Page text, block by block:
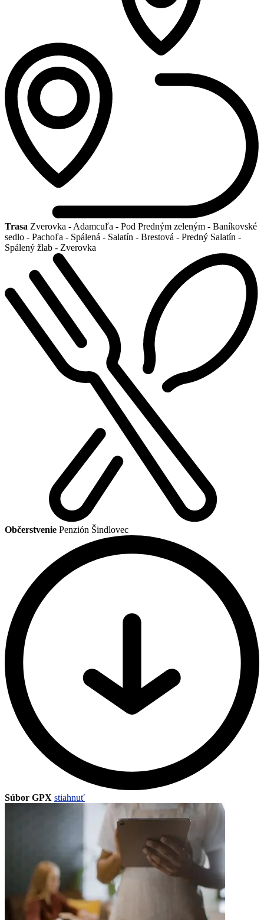
Trasa Zverovka - Adamcuľa - Pod Predným zeleným - Baníkovské
sedlo - Pachoľa - Spálená - Salatín - Brestová - Predný Salatín -
Spálený žlab - Zverovka
Občerstvenie Penzión Šindlovec
Súbor GPX stiahnuť